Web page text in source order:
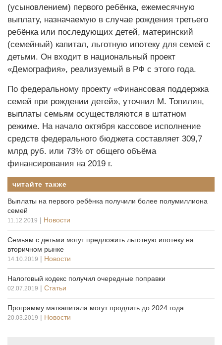
(усыновлением) первого ребёнка, ежемесячную
выплату, назначаемую в случае рождения третьего
ребёнка или последующих детей, материнский
(семейный) капитал, льготную ипотеку для семей с
детьми. Он входит в национальный проект
«Демография», реализуемый в РФ с этого года.
По федеральному проекту «Финансовая поддержка
семей при рождении детей», уточнил М. Топилин,
выплаты семьям осуществляются в штатном
режиме. На начало октября кассовое исполнение
средств федерального бюджета составляет 309,7
млрд руб. или 73% от общего объёма
финансирования на 2019 г.
читайте также
Выплаты на первого ребёнка получили более полумиллиона
семей
11.12.2019 | Новости
Семьям с детьми могут предложить льготную ипотеку на
вторичном рынке
14.10.2019 | Новости
Налоговый кодекс получил очередные поправки
02.07.2019 | Статьи
Программу маткапитала могут продлить до 2024 года
20.03.2019 | Новости